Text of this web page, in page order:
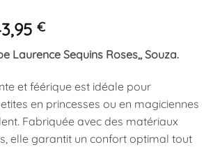
€Plage
de
prix :
42,95 €
à
43,95 €
Laurence Sequins Roses,, Souza.
et féérique est idéale pour
en princesses ou en magiciennes
Fabriquée avec des matériaux
elle garantit un confort optimal tout